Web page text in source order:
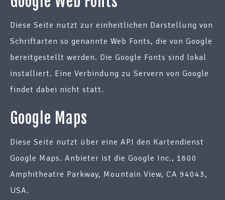
Diese Seite nutzt zur einheitlichen Darstellung von
Schriftarten so genannte Web Fonts, die von Google
bereitgestellt werden. Die Google Fonts sind lokal
installiert. Eine Verbindung zu Servern von Google
findet dabei nicht statt.
Google Maps
Diese Seite nutzt über eine API den Kartendienst
Google Maps. Anbieter ist die Google Inc., 1600
Amphitheatre Parkway, Mountain View, CA 94043,
USA.